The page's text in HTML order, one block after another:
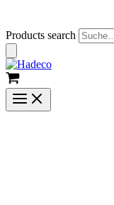
Products search